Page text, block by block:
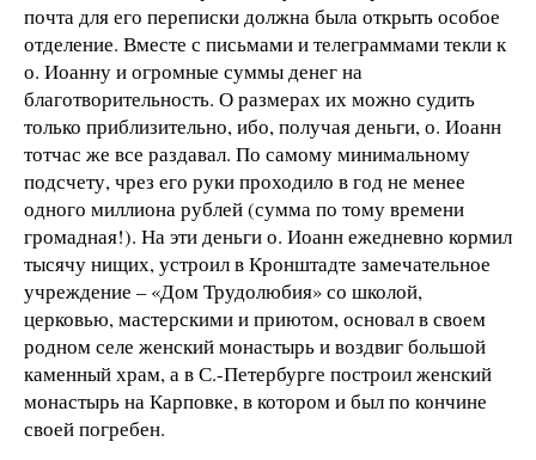
почта для его переписки должна была открыть особое
отделение. Вместе с письмами и телеграммами текли к
о. Иоанну и огромные суммы денег на
благотворительность. О размерах их можно судить
только приблизительно, ибо, получая деньги, о. Иоанн
тотчас же все раздавал. По самому минимальному
подсчету, чрез его руки проходило в год не менее
одного миллиона рублей (сумма по тому времени
громадная!). На эти деньги о. Иоанн ежедневно кормил
тысячу нищих, устроил в Кронштадте замечательное
учреждение – «Дом Трудолюбия» со школой,
церковью, мастерскими и приютом, основал в своем
родном селе женский монастырь и воздвиг большой
каменный храм, а в С.-Петербурге построил женский
монастырь на Карповке, в котором и был по кончине
своей погребен.